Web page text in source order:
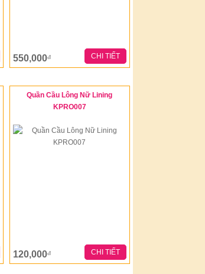
550,000đ CHI TIẾT
Quần Cầu Lông Nữ Lining
KPRO007
120,000đ CHI TIẾT